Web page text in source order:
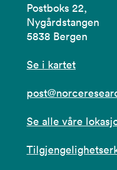
Postboks 22,
Nygårdstangen
5838 Bergen
Se i kartet
Se alle våre